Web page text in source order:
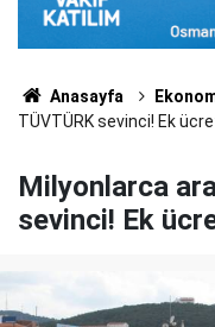
Anasayfa
TÜVTÜRK sevinci! Ek
Milyonlarca
sevinci! Ek